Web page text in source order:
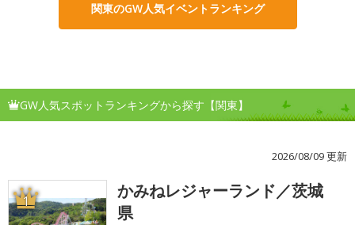
関東のGW人気イベントランキング
GW人気スポットランキングから探す【関東】
2026/08/09 更新
1
かみねレジャーランド／茨城
県